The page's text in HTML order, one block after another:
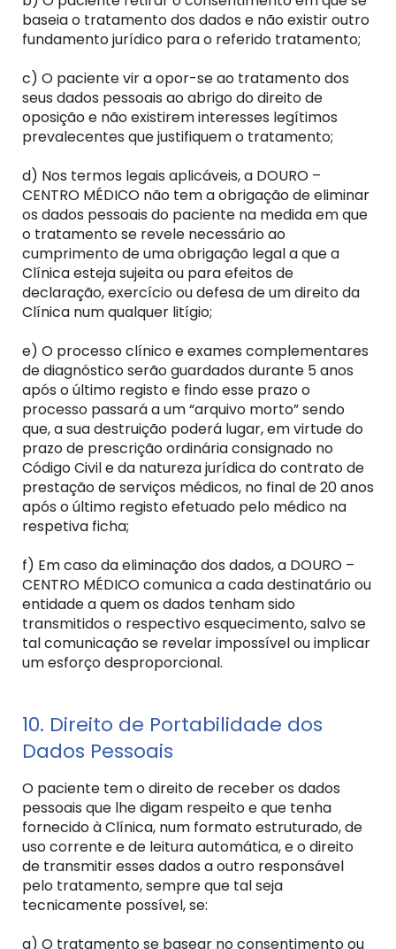
baseia o tratamento dos dados e não existir outro
fundamento jurídico para o referido tratamento;
c) O paciente vir a opor-se ao tratamento dos
seus dados pessoais ao abrigo do direito de
oposição e não existirem interesses legítimos
prevalecentes que justifiquem o tratamento;
d) Nos termos legais aplicáveis, a DOURO –
CENTRO MÉDICO não tem a obrigação de eliminar
os dados pessoais do paciente na medida em que
o tratamento se revele necessário ao
cumprimento de uma obrigação legal a que a
Clínica esteja sujeita ou para efeitos de
declaração, exercício ou defesa de um direito da
Clínica num qualquer litígio;
e) O processo clínico e exames complementares
de diagnóstico serão guardados durante 5 anos
após o último registo e findo esse prazo o
processo passará a um “arquivo morto” sendo
que, a sua destruição poderá lugar, em virtude do
prazo de prescrição ordinária consignado no
Código Civil e da natureza jurídica do contrato de
prestação de serviços médicos, no final de 20 anos
após o último registo efetuado pelo médico na
respetiva ficha;
f) Em caso da eliminação dos dados, a DOURO –
CENTRO MÉDICO comunica a cada destinatário ou
entidade a quem os dados tenham sido
transmitidos o respectivo esquecimento, salvo se
tal comunicação se revelar impossível ou implicar
um esforço desproporcional.
10. Direito de Portabilidade dos
Dados Pessoais
O paciente tem o direito de receber os dados
pessoais que lhe digam respeito e que tenha
fornecido à Clínica, num formato estruturado, de
uso corrente e de leitura automática, e o direito
de transmitir esses dados a outro responsável
pelo tratamento, sempre que tal seja
tecnicamente possível, se:
a) O tratamento se basear no consentimento ou